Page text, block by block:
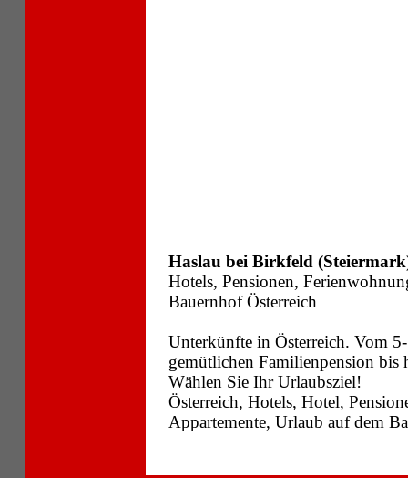
Haslau bei Birkfeld
Hotels, Pensionen,
Bauernhof Österreich
Unterkünfte in Österreich. Vom
gemütlichen Familienpension
Wählen Sie Ihr Urlaubsziel!
Österreich, Hotels, Hotel,
Appartemente, Urlaub auf dem